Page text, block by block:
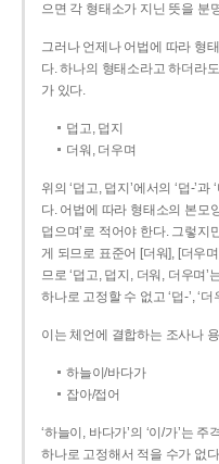
으면 각 형태소가 지닌 뜻을 분
그러나 언제나 어법에 따라 형
다. 하나의 형태소라고 하더라
가 있다.
덥고, 덥지
더워, 더우며
위의 ‘덥고, 덥지’에서의 ‘덥-­’과
다. 어법에 따라 형태소의 본모
덥으며’로 적어야 한다. 그렇지
게 되므로 표준어 [더워], [더우
므로 ‘덥고, 덥지, 더워, 더우며
하나로 고정할 수 없고 ‘덥-’, ‘
이는 체언에 결합하는 조사나
하늘이/바다가
잡아/접어
‘하늘이, 바다가’의 ‘이/가’는
하나로 고정해서 적을 수가 없다.